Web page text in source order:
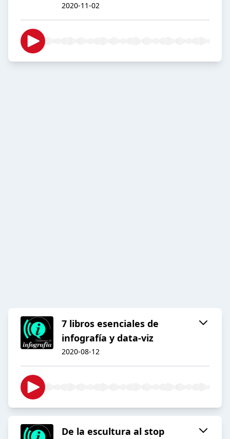
2020-11-02
7 libros esenciales de
infografía y data-viz
2020-08-12
De la escultura al stop